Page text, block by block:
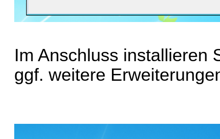
Im Anschluss installieren
ggf. weitere